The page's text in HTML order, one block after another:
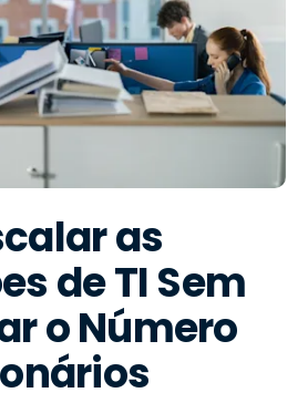
as
de TI Sem
o Número